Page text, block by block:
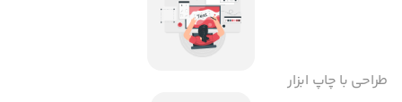
طراحی با چاپ ابزار